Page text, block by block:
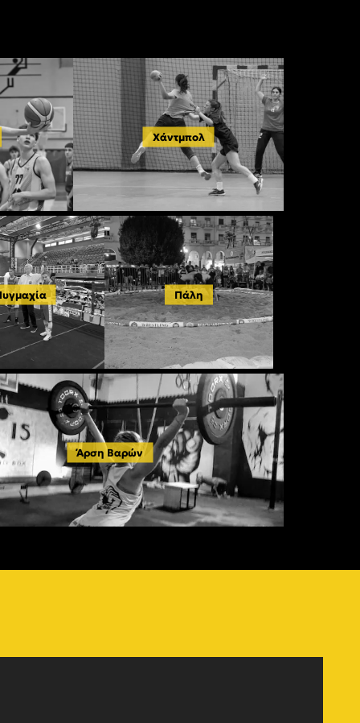
Χάντμπολ
Πάλη
Άρση Βαρών